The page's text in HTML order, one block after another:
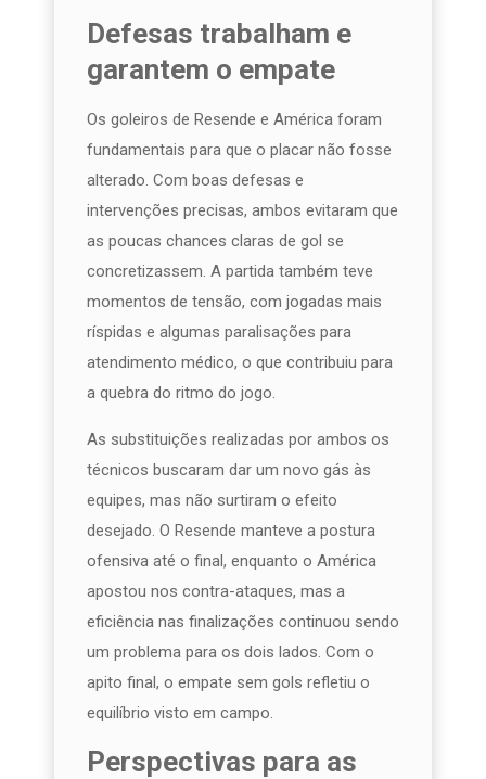
Defesas trabalham e
garantem o empate
Os goleiros de Resende e América foram
fundamentais para que o placar não fosse
alterado. Com boas defesas e
intervenções precisas, ambos evitaram que
as poucas chances claras de gol se
concretizassem. A partida também teve
momentos de tensão, com jogadas mais
ríspidas e algumas paralisações para
atendimento médico, o que contribuiu para
a quebra do ritmo do jogo.
As substituições realizadas por ambos os
técnicos buscaram dar um novo gás às
equipes, mas não surtiram o efeito
desejado. O Resende manteve a postura
ofensiva até o final, enquanto o América
apostou nos contra-ataques, mas a
eficiência nas finalizações continuou sendo
um problema para os dois lados. Com o
apito final, o empate sem gols refletiu o
equilíbrio visto em campo.
Perspectivas para as